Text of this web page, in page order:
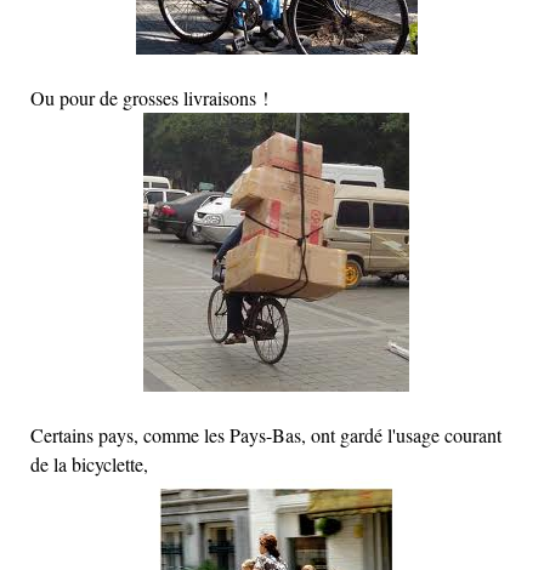
Ou pour de grosses livraisons !
Certains pays, comme les Pays-Bas, ont gardé l'usage courant
de la bicyclette,